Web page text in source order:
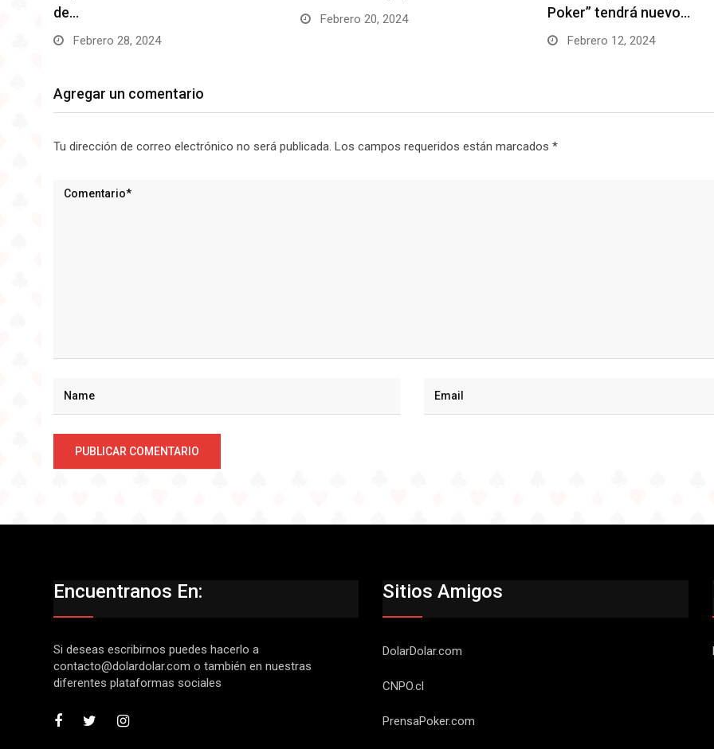
de…
Febrero 28, 2024
Febrero 20, 2024
Poker” tendrá nuevo…
Febrero 12, 2024
Agregar un comentario
Tu dirección de correo electrónico no será publicada. Los campos requeridos están marcados *
Encuentranos En:
Si deseas escribirnos puedes hacerlo a
contacto@dolardolar.com o también en nuestras
diferentes plataformas sociales
Sitios Amigos
DolarDolar.com
CNPO.cl
PrensaPoker.com